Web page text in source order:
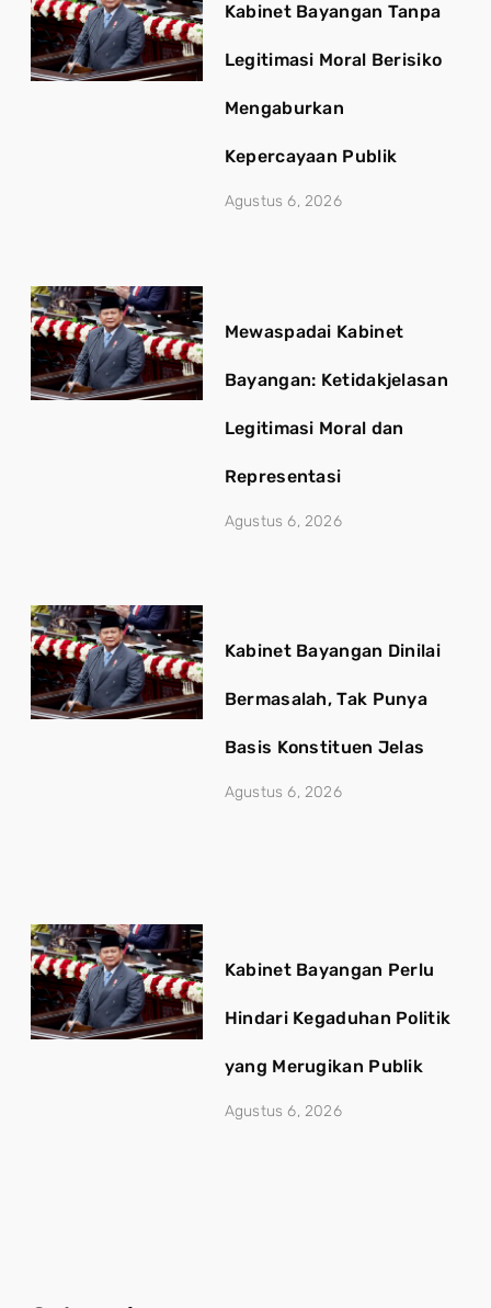
Kabinet Bayangan Tanpa
Legitimasi Moral Berisiko
Mengaburkan
Kepercayaan Publik
Agustus 6, 2026
Mewaspadai Kabinet
Bayangan: Ketidakjelasan
Legitimasi Moral dan
Representasi
Agustus 6, 2026
Kabinet Bayangan Dinilai
Bermasalah, Tak Punya
Basis Konstituen Jelas
Agustus 6, 2026
Kabinet Bayangan Perlu
Hindari Kegaduhan Politik
yang Merugikan Publik
Agustus 6, 2026